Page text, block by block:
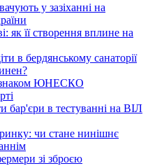
у зазіханні на
як її створення вплине на
в бердянському санаторії
знаком ЮНЕСКО
бар'єри в тестуванні на ВІЛ
чи стане нинішнє
зі зброєю